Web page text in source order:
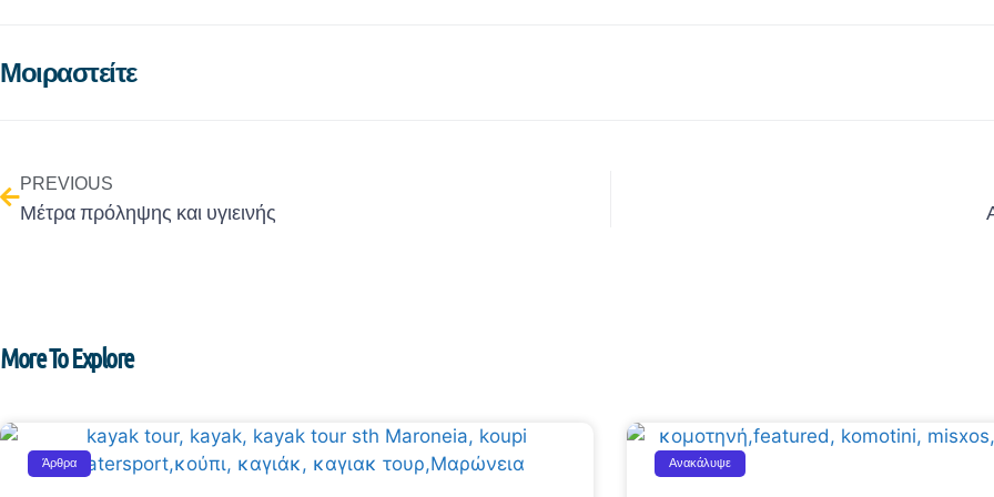
Μοιραστείτε
PREVIOUS
Μέτρα πρόληψης και υγιεινής
More To Explore
Άρθρα Ανακάλυψε